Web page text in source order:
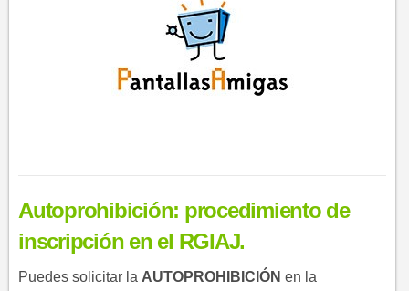
Autoprohibición: procedimiento de
inscripción en el RGIAJ.
Puedes solicitar la AUTOPROHIBICIÓN en la